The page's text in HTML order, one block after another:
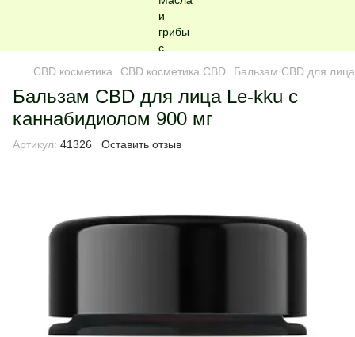
CBD косметика CBD косметика CBD Бальзам CBD для
Бальзам CBD для лица Le-kku с
каннабидиолом 900 мг
Артикул: 41326 Оставить отзыв